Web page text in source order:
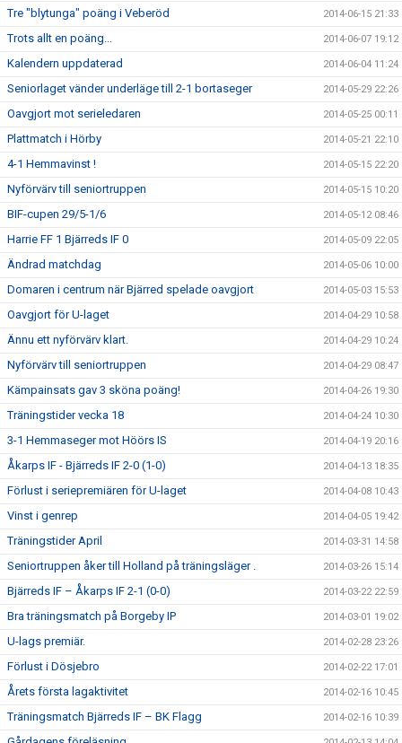
Tre "blytunga" poäng i Veberöd 2014-06-15 21:33
Trots allt en poäng... 2014-06-07 19:12
Kalendern uppdaterad 2014-06-04 11:24
Seniorlaget vänder underläge till 2-1 bortaseger 2014-05-29 22:26
Oavgjort mot serieledaren 2014-05-25 00:11
Plattmatch i Hörby 2014-05-21 22:10
4-1 Hemmavinst ! 2014-05-15 22:20
Nyförvärv till seniortruppen 2014-05-15 10:20
BIF-cupen 29/5-1/6 2014-05-12 08:46
Harrie FF 1 Bjärreds IF 0 2014-05-09 22:05
Ändrad matchdag 2014-05-06 10:00
Domaren i centrum när Bjärred spelade oavgjort 2014-05-03 15:53
Oavgjort för U-laget 2014-04-29 10:58
Ännu ett nyförvärv klart. 2014-04-29 10:24
Nyförvärv till seniortruppen 2014-04-29 08:47
Kämpainsats gav 3 sköna poäng! 2014-04-26 19:30
Träningstider vecka 18 2014-04-24 10:30
3-1 Hemmaseger mot Höörs IS 2014-04-19 20:16
Åkarps IF - Bjärreds IF 2-0 (1-0) 2014-04-13 18:35
Förlust i seriepremiären för U-laget 2014-04-08 10:43
Vinst i genrep 2014-04-05 19:42
Träningstider April 2014-03-31 14:58
Seniortruppen åker till Holland på träningsläger . 2014-03-26 15:14
Bjärreds IF – Åkarps IF 2-1 (0-0) 2014-03-22 22:59
Bra träningsmatch på Borgeby IP 2014-03-01 19:02
U-lags premiär. 2014-02-28 23:26
Förlust i Dösjebro 2014-02-22 17:01
Årets första lagaktivitet 2014-02-16 10:45
Träningsmatch Bjärreds IF – BK Flagg 2014-02-16 10:39